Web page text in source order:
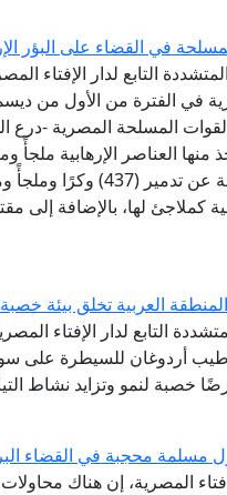
في القضاء على البؤر
التابع لدار الإفتاء
المسلحة المصرية -
منها العناصر الإرهابية ملجأً
أسفرت مساعي أفراد
العربية تخلق بيئة خصبة
التابع لدار الإفتاء
للسيطرة على سوريا
خصبة لنمو وتزايد نشاط
مسلمة محجبة في القضاء
المصرية، إن هناك